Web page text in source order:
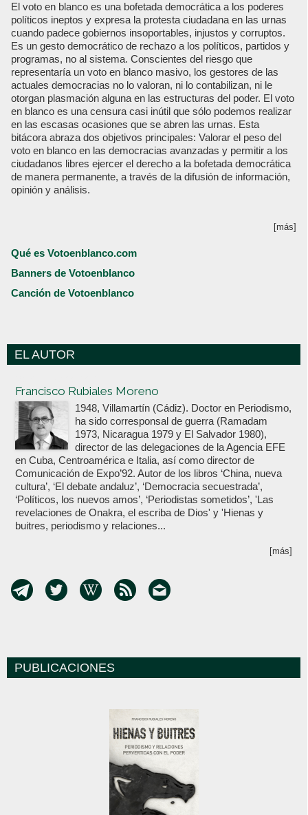
El voto en blanco es una bofetada democrática a los poderes
políticos ineptos y expresa la protesta ciudadana en las urnas
cuando padece gobiernos insoportables, injustos y corruptos.
Es un gesto democrático de rechazo a los políticos, partidos y
programas, no al sistema. Conscientes del riesgo que
representaría un voto en blanco masivo, los gestores de las
actuales democracias no lo valoran, ni lo contabilizan, ni le
otorgan plasmación alguna en las estructuras del poder. El voto
en blanco es una censura casi inútil que sólo podemos realizar
en las escasas ocasiones que se abren las urnas. Esta
bitácora abraza dos objetivos principales: Valorar el peso del
voto en blanco en las democracias avanzadas y permitir a los
ciudadanos libres ejercer el derecho a la bofetada democrática
de manera permanente, a través de la difusión de información,
opinión y análisis.
[más]
Qué es Votoenblanco.com
Banners de Votoenblanco
Canción de Votoenblanco
EL AUTOR
Francisco Rubiales Moreno
1948, Villamartín (Cádiz). Doctor en Periodismo,
ha sido corresponsal de guerra (Ramadam
1973, Nicaragua 1979 y El Salvador 1980),
director de las delegaciones de la Agencia EFE
en Cuba, Centroamérica e Italia, así como director de
Comunicación de Expo’92. Autor de los libros ‘China, nueva
cultura’, ‘El debate andaluz’, ‘Democracia secuestrada’,
‘Políticos, los nuevos amos’, ‘Periodistas sometidos’, 'Las
revelaciones de Onakra, el escriba de Dios' y 'Hienas y
buitres, periodismo y relaciones...
[más]
PUBLICACIONES